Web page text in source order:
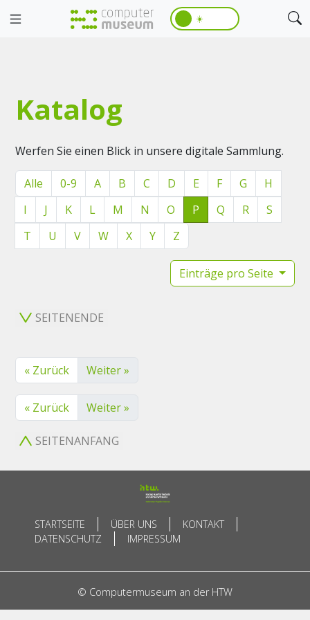
☀️
Katalog
Werfen Sie einen Blick in unsere digitale Sammlung.
Alle 0-9 A B C D E F G
H
I
J K L M N O P Q R
S
T
U V W X Y Z
Einträge pro Seite
SEITENENDE
« Zurück Weiter »
« Zurück Weiter »
SEITENANFANG
STARTSEITE ÜBER UNS
KONTAKT
DATENSCHUTZ
IMPRESSUM
© Computermuseum an der HTW